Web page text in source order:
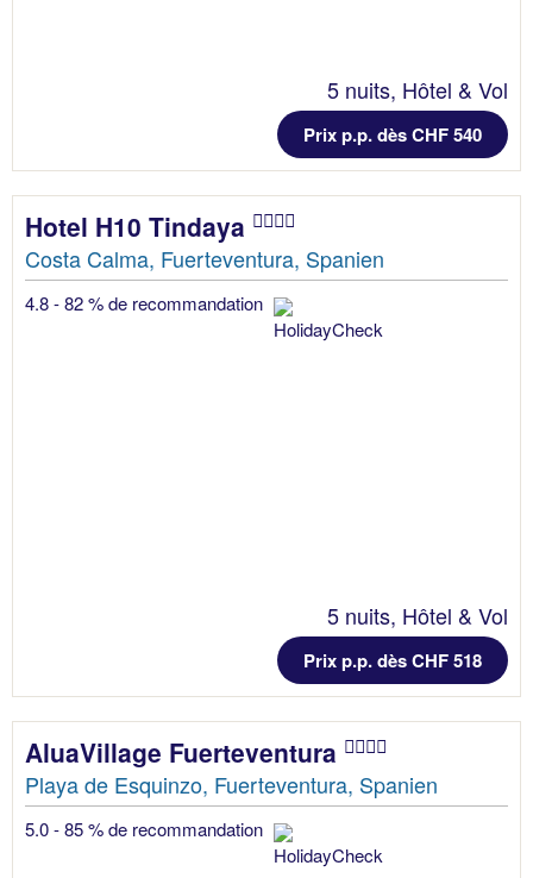
5 nuits, Hôtel & Vol
Prix p.p. dès CHF 540
Hotel H10 Tindaya
Costa Calma, Fuerteventura, Spanien
4.8 - 82 % de recommandation
5 nuits, Hôtel & Vol
Prix p.p. dès CHF 518
AluaVillage Fuerteventura
Playa de Esquinzo, Fuerteventura, Spanien
5.0 - 85 % de recommandation